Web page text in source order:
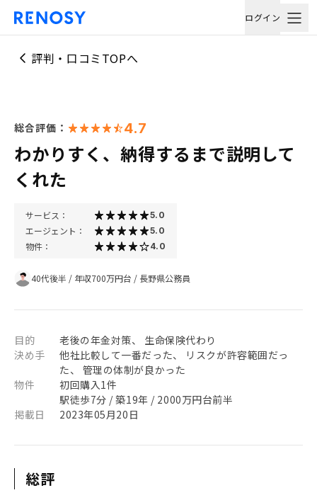
ログイン
評判・口コミTOPへ
総合評価： 4.7
わかりすく、納得するまで説明して
くれた
サービス： 5.0
エージェント： 5.0
物件： 4.0
40代後半 / 年収700万円台 / 長野県公務員
目的
老後の年金対策、 生命保険代わり
決め手
他社比較して一番だった、 リスクが許容範囲だっ
た、 管理の体制が良かった
物件
初回購入1件
駅徒歩7分 / 築19年 / 2000万円台前半
掲載日
2023年05月20日
総評